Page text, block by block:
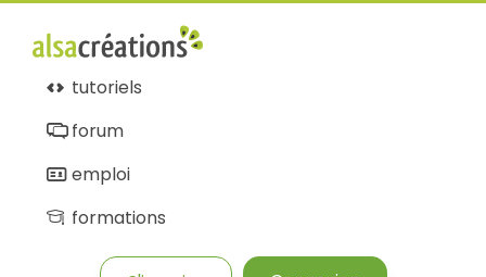
tutoriels
forum
emploi
formations